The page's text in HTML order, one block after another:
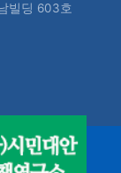
빌딩 603호